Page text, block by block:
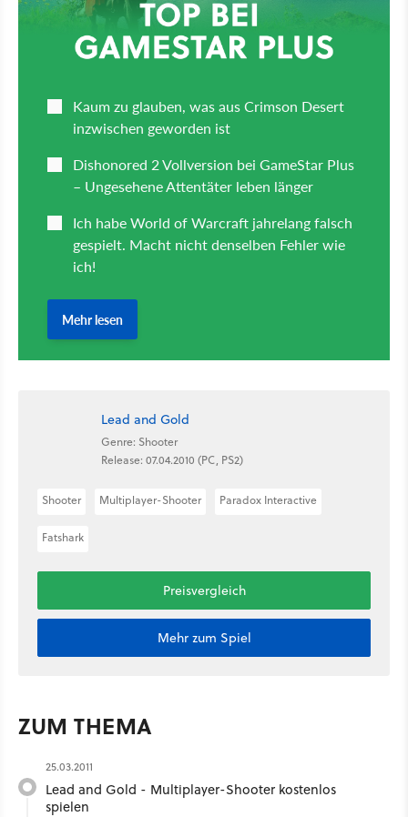
Lead and Gold
Genre: Shooter
Release: 07.04.2010 (PC, PS2)
Shooter Multiplayer-Shooter Paradox Interactive
Fatshark
Preisvergleich
Mehr zum Spiel
ZUM THEMA
25.03.2011
Lead and Gold - Multiplayer-Shooter kostenlos
spielen